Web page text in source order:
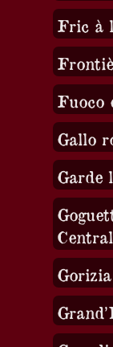
Fric à
Fuoco
Gallo
Garde
Gorizia